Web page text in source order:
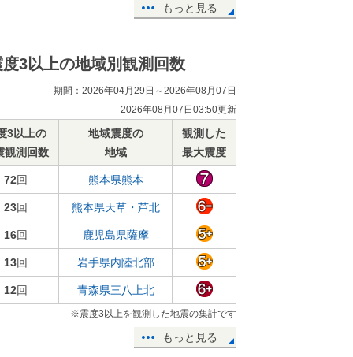
もっと見る
度3以上の地域別観測回数
期間：2026年04月29日～2026年08月07日
2026年08月07日03:50更新
3以上の
観測回数
地域震度の
地域
観測した
最大震度
72回 熊本県熊本
23回 熊本県天草・芦北
16回 鹿児島県薩摩
13回 岩手県内陸北部
12回 青森県三八上北
※震度3以上を観測した地震の集計です
もっと見る